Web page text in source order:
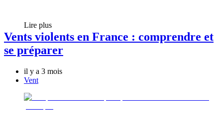
Lire plus
Vents violents en France : comprendre et
se préparer
il y a 3 mois
Vent